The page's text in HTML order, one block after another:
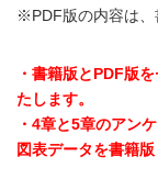
※PDF版の内容は、
・書籍版とPDF版
たします。
・4章と5章のアン
図表データを書籍